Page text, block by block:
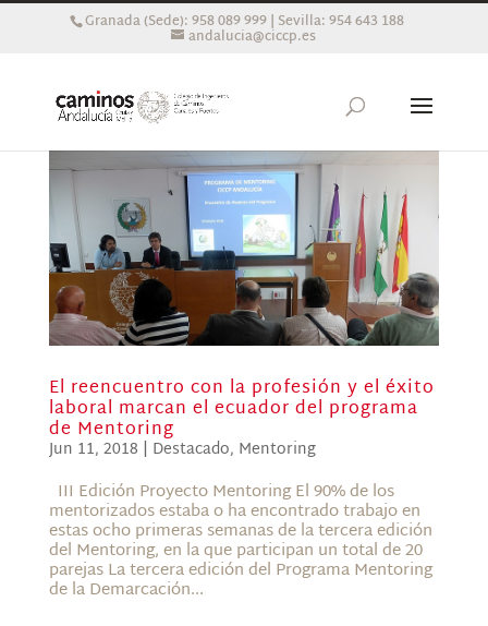
Granada (Sede): 958 089 999 | Sevilla: 954 643 188
andalucia@ciccp.es
El reencuentro con la profesión y el éxito
laboral marcan el ecuador del programa
de Mentoring
Jun 11, 2018 | Destacado, Mentoring
III Edición Proyecto Mentoring El 90% de los
mentorizados estaba o ha encontrado trabajo en
estas ocho primeras semanas de la tercera edición
del Mentoring, en la que participan un total de 20
parejas La tercera edición del Programa Mentoring
de la Demarcación...